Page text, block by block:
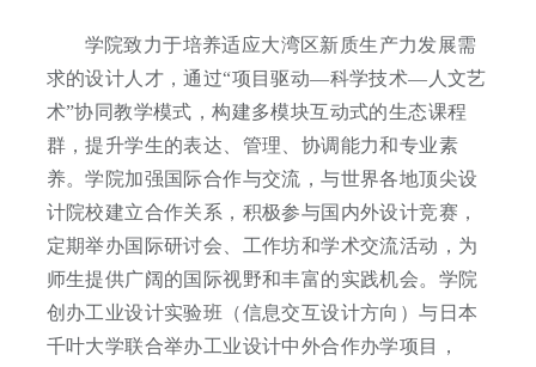
学院致力于培养适应大湾区新质生产力发展需
求的设计人才，通过“项目驱动—科学技术—人文艺
术”协同教学模式，构建多模块互动式的生态课程
群，提升学生的表达、管理、协调能力和专业素
养。学院加强国际合作与交流，与世界各地顶尖设
计院校建立合作关系，积极参与国内外设计竞赛，
定期举办国际研讨会、工作坊和学术交流活动，为
师生提供广阔的国际视野和丰富的实践机会。学院
创办工业设计实验班（信息交互设计方向）与日本
千叶大学联合举办工业设计中外合作办学项目，